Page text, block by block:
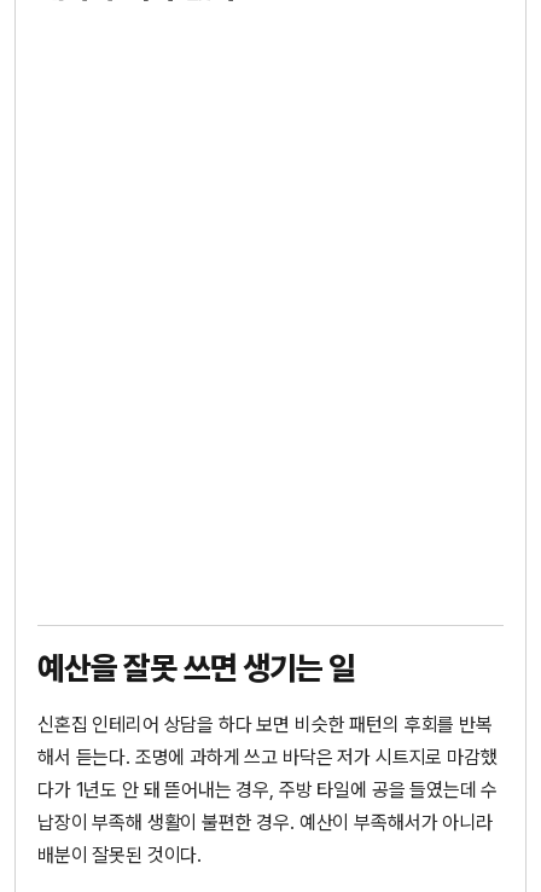
예산을 잘못 쓰면 생기는 일
신혼집 인테리어 상담을 하다 보면 비슷한 패턴의 후회를 반복
해서 듣는다. 조명에 과하게 쓰고 바닥은 저가 시트지로 마감했
다가 1년도 안 돼 뜯어내는 경우, 주방 타일에 공을 들였는데 수
납장이 부족해 생활이 불편한 경우. 예산이 부족해서가 아니라
배분이 잘못된 것이다.